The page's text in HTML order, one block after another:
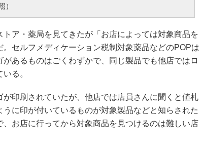
）
ア・薬局を見てきたが「お店によっては対象商品を
。セルフメディケーション税制対象薬品などのPOPは
あるものはごくわずかで、同じ製品でも他店ではロ
る。
印刷されていたが、他店では店員さんに聞くと値札
に印が付いているものが対象製品などと知らされた
、お店に行ってから対象商品を見つけるのは難しい店